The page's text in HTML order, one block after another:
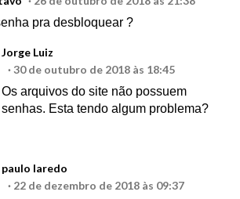
pra desbloquear ?
Jorge Luiz
30 de outubro de 2018 às 18:45
Os arquivos do site não possuem
senhas. Esta tendo algum problema?
paulo laredo
22 de dezembro de 2018 às 09:37